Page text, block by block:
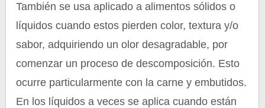
También se usa aplicado a alimentos sólidos o
líquidos cuando estos pierden color, textura y/o
sabor, adquiriendo un olor desagradable, por
comenzar un proceso de descomposición. Esto
ocurre particularmente con la carne y embutidos.
En los líquidos a veces se aplica cuando están